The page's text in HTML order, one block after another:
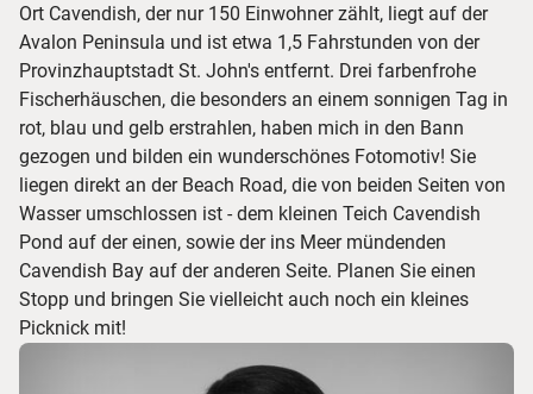
Ort Cavendish, der nur 150 Einwohner zählt, liegt auf der
Avalon Peninsula und ist etwa 1,5 Fahrstunden von der
Provinzhauptstadt St. John's entfernt. Drei farbenfrohe
Fischerhäuschen, die besonders an einem sonnigen Tag in
rot, blau und gelb erstrahlen, haben mich in den Bann
gezogen und bilden ein wunderschönes Fotomotiv! Sie
liegen direkt an der Beach Road, die von beiden Seiten von
Wasser umschlossen ist - dem kleinen Teich Cavendish
Pond auf der einen, sowie der ins Meer mündenden
Cavendish Bay auf der anderen Seite. Planen Sie einen
Stopp und bringen Sie vielleicht auch noch ein kleines
Picknick mit!